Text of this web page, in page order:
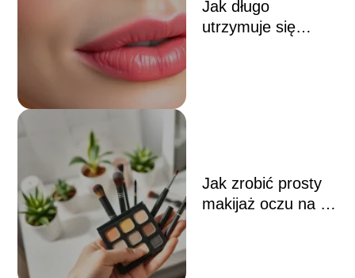
Jak długo
utrzymuje się
Jak zrobić prosty
makijaż oczu na co